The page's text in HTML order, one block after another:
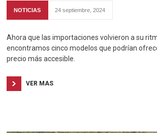
NOTICIAS 24 septiembre, 2024
Ahora que las importaciones volvieron a su
encontramos cinco modelos que podrían
precio más accesible.
VER MAS